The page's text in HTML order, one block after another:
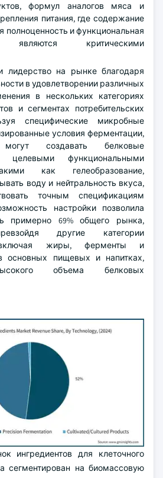
формул аналогов мяса и
питания, где содержание
полноценность и функциональная
являются критическими
лидерство на рынке благодаря
в удовлетворении различных
в нескольких категориях
и сегментах потребительских
специфические микробные
условия ферментации,
могут создавать белковые
целевыми функциональными
как гелеобразование,
воду и нейтральность вкуса,
точным спецификациям
настройки позволила
примерно 69% общего рынка,
другие категории
включая жиры, ферменты и
основных пищевых и напитках,
объема белковых
ингредиентов для клеточного
сегментирован на биомассовую